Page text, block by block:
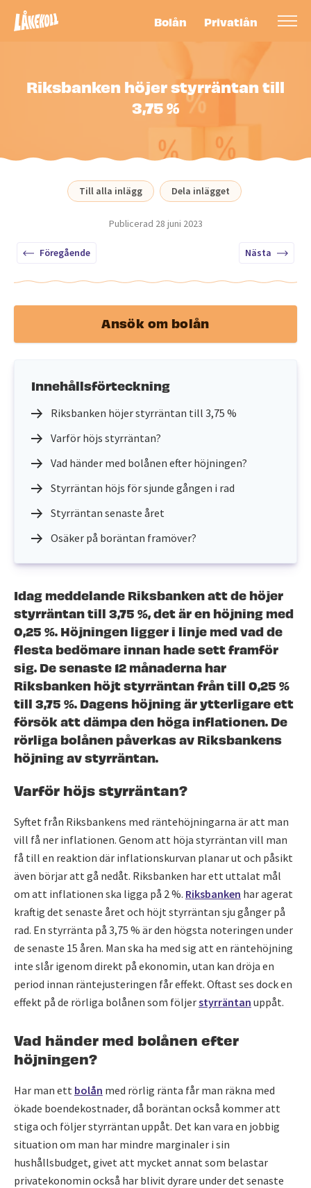
Bolån Privatlån
Riksbanken höjer styrräntan till
3,75 %
Till alla inlägg Dela inlägget
Publicerad 28 juni 2023
Föregående Nästa
Ansök om bolån
Innehållsförteckning
Riksbanken höjer styrräntan till 3,75 %
Varför höjs styrräntan?
Vad händer med bolånen efter höjningen?
Styrräntan höjs för sjunde gången i rad
Styrräntan senaste året
Osäker på boräntan framöver?
Idag meddelande Riksbanken att de höjer
styrräntan till 3,75 %, det är en höjning med
0,25 %. Höjningen ligger i linje med vad de
flesta bedömare innan hade sett framför
sig. De senaste 12 månaderna har
Riksbanken höjt styrräntan från till 0,25 %
till 3,75 %. Dagens höjning är ytterligare ett
försök att dämpa den höga inflationen. De
rörliga bolånen påverkas av Riksbankens
höjning av styrräntan.
Varför höjs styrräntan?
Syftet från Riksbankens med räntehöjningarna är att man
vill få ner inflationen. Genom att höja styrräntan vill man
få till en reaktion där inflationskurvan planar ut och påsikt
även börjar att gå nedåt. Riksbanken har ett uttalat mål
om att inflationen ska ligga på 2 %. Riksbanken har agerat
kraftig det senaste året och höjt styrräntan sju gånger på
rad. En styrränta på 3,75 % är den högsta noteringen under
de senaste 15 åren. Man ska ha med sig att en räntehöjning
inte slår igenom direkt på ekonomin, utan kan dröja en
period innan räntejusteringen får effekt. Oftast ses dock en
effekt på de rörliga bolånen som följerstyrräntan uppåt.
Vad händer med bolånen efter
höjningen?
Har man ett bolån med rörlig ränta får man räkna med
ökade boendekostnader, då boräntan också kommer att
stiga och följer styrräntan uppåt. Det kan vara en jobbig
situation om man har mindre marginaler i sin
hushållsbudget, givet att mycket annat som belastar
privatekonomin också har blivit dyrare under det senaste